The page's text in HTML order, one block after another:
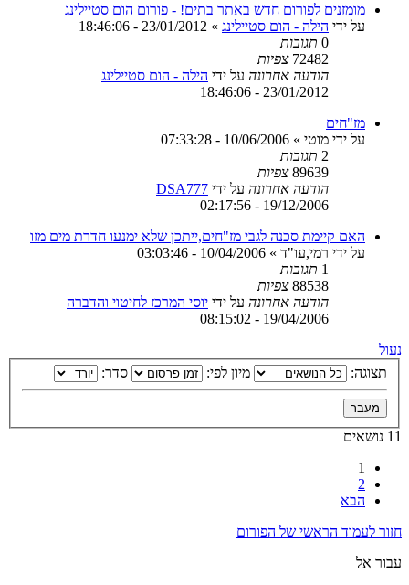
מומזנים לפורום חדש באתר בתים! - פורום הום סטיילינג
על ידי הילה - הום סטיילינג »
23/01/2012 - 18:46:06
0 תגובות
72482 צפיות
הודעה אחרונה על ידי הילה - הום סטיילינג
23/01/2012 - 18:46:06
מז"חים
על ידי מוטי »
10/06/2006 - 07:33:28
2 תגובות
89639 צפיות
הודעה אחרונה על ידי DSA777
19/12/2006 - 02:17:56
האם קיימת סכנה לגבי מז"חים,ייתכן שלא ימנעו חדרת מים מזו
על ידי רמי,עו"ד »
10/04/2006 - 03:03:46
1 תגובות
88538 צפיות
הודעה אחרונה על ידי יוסי המרכז לחיטוי והדברה
19/04/2006 - 08:15:02
נעול
תצוגה:
מיון לפי: סדר:
11 נושאים
1
2
הבא
חזור לעמוד הראשי של הפורום
עבור אל